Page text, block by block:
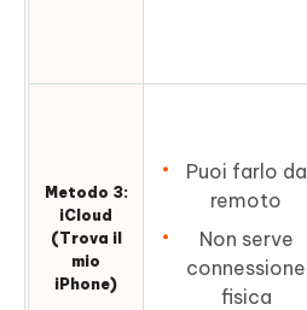
Metodo 3:
iCloud
(Trova il
mio
iPhone)
Puoi farlo da
remoto
Non serve
connessione
fisica